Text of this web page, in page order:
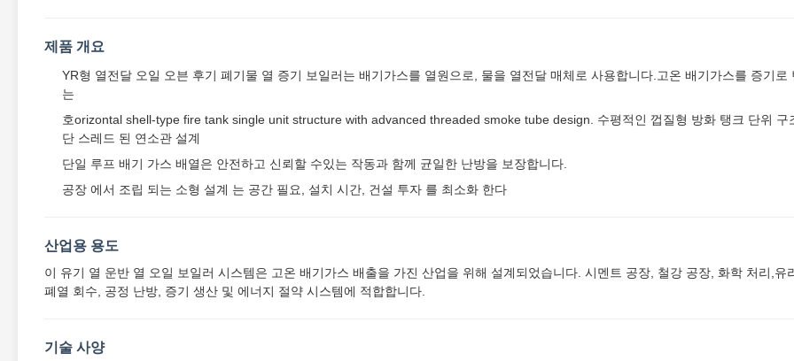
제품 개요
YR형 열전달 오일 오븐 후기 폐기물 열 증기 보일러는 배기가스를 열원으로, 물을 열전달 매체로 사용합니다.고온 배기가스를 증기로
는
호orizontal shell-type fire tank single unit structure with advanced threaded smoke tube design. 수평적인 껍질형 방화 탱크 단위 구
단 스레드 된 연소관 설계
단일 루프 배기 가스 배열은 안전하고 신뢰할 수있는 작동과 함께 균일한 난방을 보장합니다.
공장 에서 조립 되는 소형 설계 는 공간 필요, 설치 시간, 건설 투자 를 최소화 한다
산업용 용도
이 유기 열 운반 열 오일 보일러 시스템은 고온 배기가스 배출을 가진 산업을 위해 설계되었습니다. 시멘트 공장, 철강 공장, 화학 처리,유
폐열 회수, 공정 난방, 증기 생산 및 에너지 절약 시스템에 적합합니다.
기술 사양